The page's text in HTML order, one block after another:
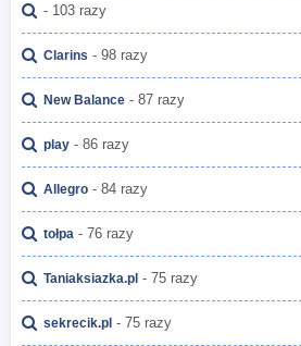
- 103 razy
Clarins - 98 razy
New Balance - 87 razy
play - 86 razy
Allegro - 84 razy
tołpa - 76 razy
Taniaksiazka.pl - 75 razy
sekrecik.pl - 75 razy